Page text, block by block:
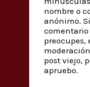
nombre o
anónimo.
preocupes,
post viejo,
apruebo.